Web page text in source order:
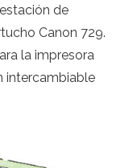
de
Canon 729.
la impresora
intercambiable